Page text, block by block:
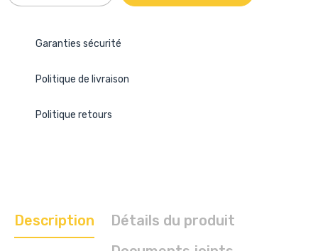
Garanties sécurité
Politique de livraison
Politique retours
Description
Détails du produit